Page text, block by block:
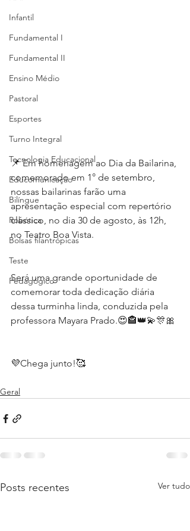
Infantil
Fundamental I
Fundamental II
Ensino Médio
Pastoral
Esportes
Turno Integral
Tecnologia Educacional
Educomunicação
Bilíngue
Robótica
Bolsas filantrópicas
Teste
Pedagógico
📌 Em homenagem ao Dia da Bailarina,
comemorado em 1° de setembro,
nossas bailarinas farão uma
apresentação especial com repertório
clássico, no dia 30 de agosto, às 12h,
no Teatro Boa Vista.
Será uma grande oportunidade de
comemorar toda dedicação diária
dessa turminha linda, conduzida pela
professora Mayara Prado.😍🏤👑💫🎊🎀
💜Chega junto!🥰
Geral
Posts recentes Ver tudo